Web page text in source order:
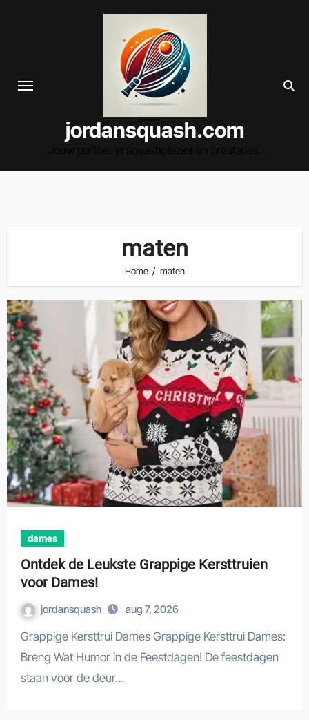
jordansquash.com
maten
Home maten
dames
Ontdek de Leukste Grappige Kersttruien
voor Dames!
jordansquash aug 7, 2026
Grappige Kersttrui Dames Grappige Kersttrui Dames:
Breng Wat Humor in de Feestdagen! De feestdagen
staan voor de deur…